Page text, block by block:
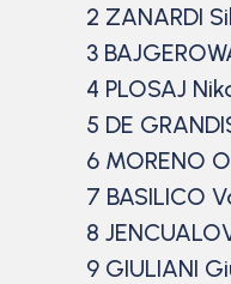
2 ZANARDI
3
4 PLOSAJ
5 DE
6 MORENO
7 BASILICO
8
9 GIULIANI